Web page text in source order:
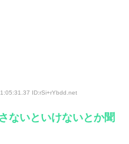
ID:rSi+rYbdd.net
ないといけないとか聞